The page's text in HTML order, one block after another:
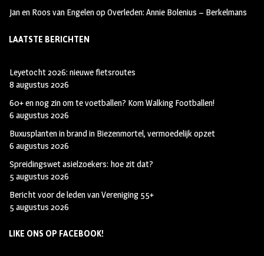
Jan en Roos van EngelenopOverleden: Annie Bolenius – Berkelmans
LAATSTE BERICHTEN
Leyetocht 2026: nieuwe fietsroutes
8 augustus 2026
60+ en nog zin om te voetballen? Kom Walking Footballen!
6 augustus 2026
Buxusplanten in brand in Biezenmortel, vermoedelijk opzet
6 augustus 2026
Spreidingswet asielzoekers: hoe zit dat?
5 augustus 2026
Bericht voor de leden van Vereniging 55+
5 augustus 2026
LIKE ONS OP FACEBOOK!